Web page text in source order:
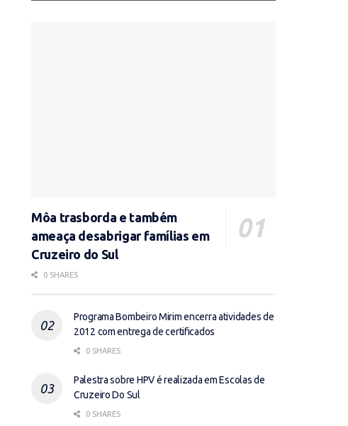
Môa trasborda e também
ameaça desabrigar famílias em
Cruzeiro do Sul
0 SHARES
Programa Bombeiro Mirim encerra atividades de
2012 com entrega de certificados
0 SHARES
Palestra sobre HPV é realizada em Escolas de
Cruzeiro Do Sul
0 SHARES